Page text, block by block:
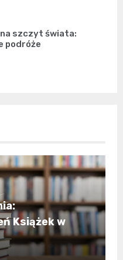
szczyt świata:
podróże
Książek w